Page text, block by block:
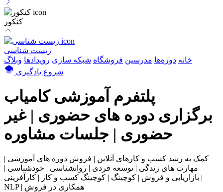
کنکور
زیست شناسی
خانه دوره‌ها مدرسین فروشگاه شبکه سازی رویداد‌ها وبلاگ
شروع یادگیری
پلتفرم آموزشی کامیاب
برگزاری دوره های حضوری | غیر
حضوری | جلسات مشاوره
کمک به رشد کسب و کارهای آنلاین | فروش دوره های آموزشی |
مهارت های زندگی | توسعه فردی | روانشناسی | خودشناسی |
بازاریابی و فروش | کوچینگ | کوچینگ کسب و کار | کارآفرینی |
NLP | همکاری در فروش